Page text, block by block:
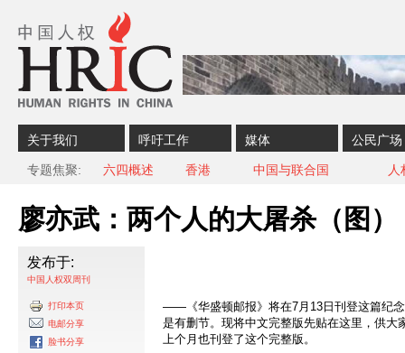
关于我们 呼吁工作 媒体 公民广场
专题焦聚 六四概述 香港 中国与联合国 人
廖亦武：两个人的大屠杀（图）
发布于:
中国人权双周刊
打印本页
电邮分享
脸书分享
——《华盛顿邮报》将在7月13日刊登这篇纪
是有删节。现将中文完整版先贴在这里，供大
上个月也刊登了这个完整版。